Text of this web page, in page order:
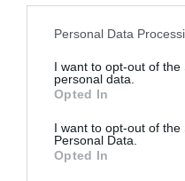
Please note that this
not limited to your visit or
grant or deny consent to
use your data for below
consent section.
Personal Data
I want to opt-out of the
personal data.
Opted In
I want to opt-out of the
Personal Data.
Opted In